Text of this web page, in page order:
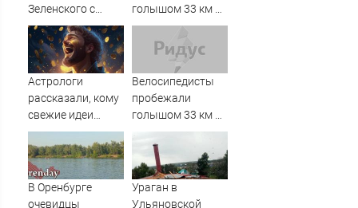
Зеленского с
портретами
Путина
голышом 33 км по
Берлину на World
Naked Bike Ride
Астрологи
рассказали, кому
свежие идеи
помогут
заработать
Велосипедисты
пробежали
голышом 33 км по
Берлину на World
Naked Bike Ride
В Оренбурге
очевидцы
Ураган в
Ульяновской